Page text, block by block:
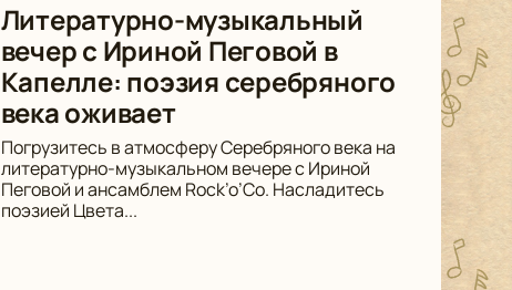
Литературно-музыкальный
вечер с Ириной Пеговой в
Капелле: поэзия серебряного
века оживает
Погрузитесь в атмосферу Серебряного века на
литературно-музыкальном вечере с Ириной
Пеговой и ансамблем Rock’o’Co. Насладитесь
поэзией Цвета...